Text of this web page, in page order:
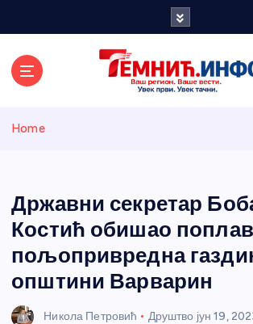
и
Home
Државни секретар
Костић обишао
пољопривредна
општини Варварин
Никола Петровић Друштво јун 19,